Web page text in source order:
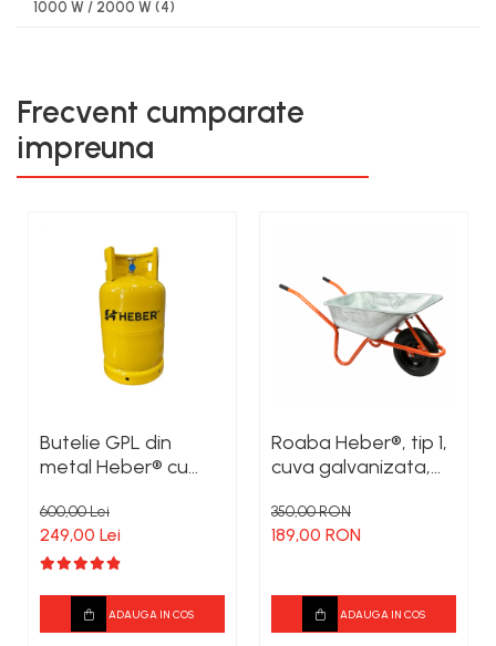
1000 W / 2000 W (4)
Frecvent cumparate
impreuna
Butelie GPL din
metal Heber® cu
1/2, nealimentata cu
gaz
600,00 Lei
249,00 Lei
ADAUGA IN COS
Roaba Heber®, tip 1,
cuva galvanizata,
350,00 RON
189,00 RON
ADAUGA IN COS